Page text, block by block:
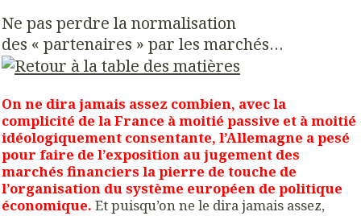
Ne pas perdre la normalisation
des « partenaires » par les marchés…
On ne dira jamais assez combien, avec la
complicité de la France à moitié passive et à moitié
idéologiquement consentante, l’Allemagne a pesé
pour faire de l’exposition au jugement des
marchés financiers la pierre de touche de
l’organisation du système européen de politique
économique. Et puisqu’on ne le dira jamais assez,